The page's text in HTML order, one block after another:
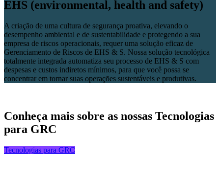
EHS (environmental, health and safety)
A criação de uma cultura de segurança proativa, elevando o
desempenho ambiental e de sustentabilidade e protegendo a sua
empresa de riscos operacionais, requer uma solução eficaz de
Gerenciamento de Riscos de EHS & S. Nossa solução tecnológica
totalmente integrada automatiza seu processo de EHS & S com
despesas e custos indiretos mínimos, para que você possa se
concentrar em tornar suas operações sustentáveis e produtivas.
Conheça mais sobre as nossas Tecnologias
para GRC
Tecnologias para GRC